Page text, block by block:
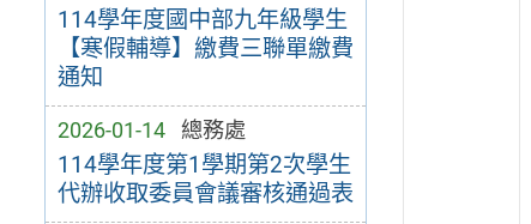
114學年度國中部九年級學生
【寒假輔導】繳費三聯單繳費
通知
2026-01-14 總務處
114學年度第1學期第2次學生
代辦收取委員會議審核通過表